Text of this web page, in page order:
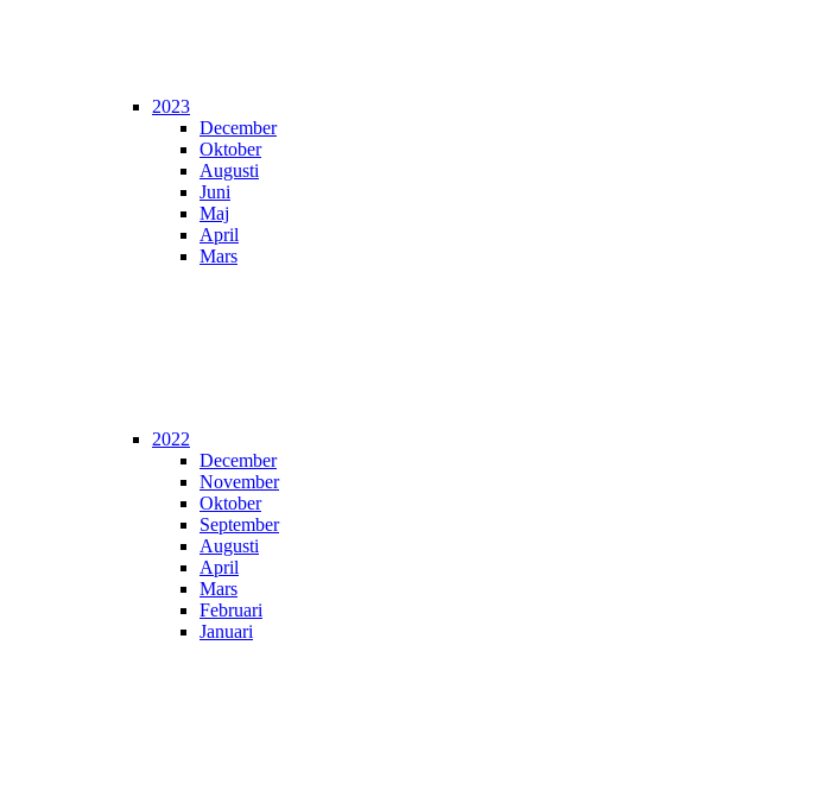
2023
December
Oktober
Augusti
Juni
Maj
April
Mars
2022
December
November
Oktober
September
Augusti
April
Mars
Februari
Januari